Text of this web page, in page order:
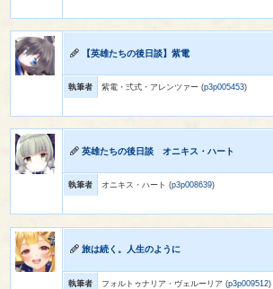
【英雄たちの後日談】紫電
執筆者 紫電・弍式・アレンツァー (p3p005453)
英雄たちの後日談 オニキス・ハート
執筆者 オニキス・ハート (p3p008639)
旅は続く。人生のように
執筆者 フォルトゥナリア・ヴェルーリア (p3p009512)